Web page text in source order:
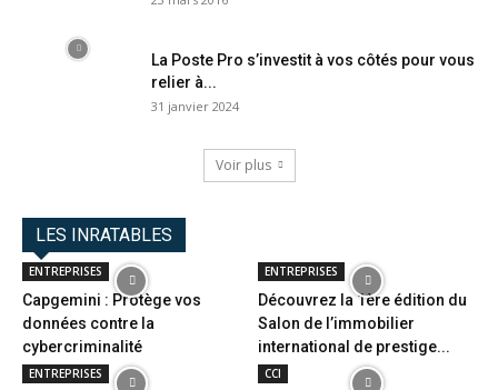
La Poste Pro s’investit à vos côtés pour vous
relier à...
31 janvier 2024
Voir plus
LES INRATABLES
ENTREPRISES
Capgemini : Protège vos
données contre la
cybercriminalité
ENTREPRISES
Découvrez la 1ère édition du
Salon de l’immobilier
international de prestige...
ENTREPRISES CCI